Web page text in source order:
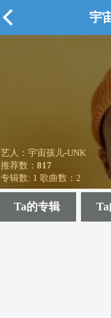
宇
艺人：宇宙孩儿-UNK
推荐数： 817
专辑数: 1 歌曲数：2
Ta的专辑